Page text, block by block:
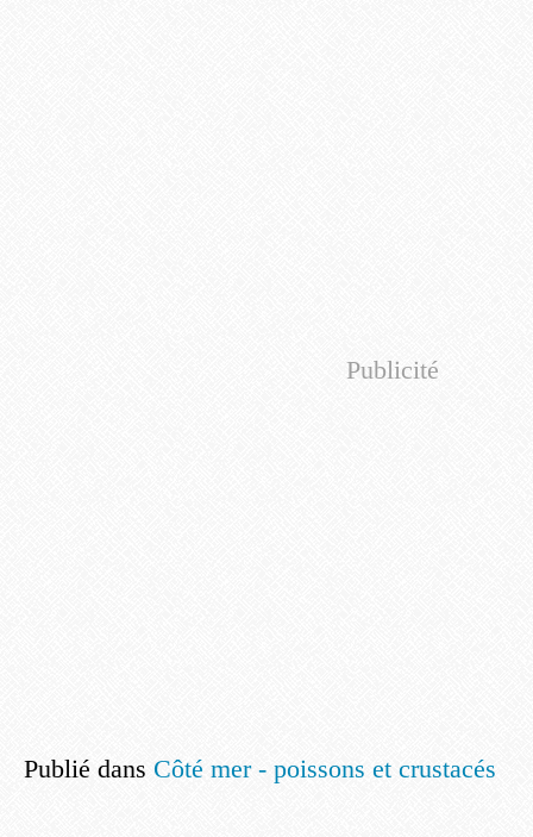
Publicité
Publié dans Côté mer - poissons et crustacés